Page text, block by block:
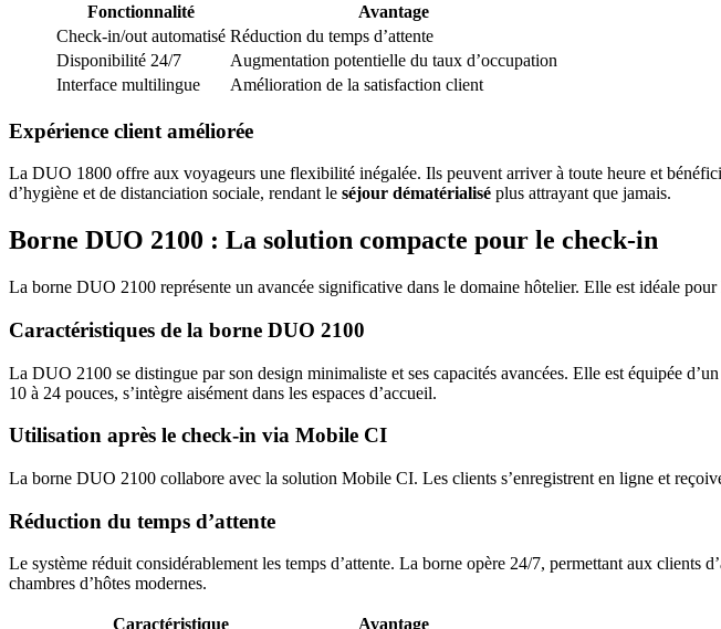
Fonctionnalité
Avantage
Check-in/out automatisé Réduction du temps d’attente
Disponibilité 24/7
Augmentation potentielle du taux d’occupation
Interface multilingue
Amélioration de la satisfaction client
Expérience client améliorée
La DUO 1800 offre aux voyageurs une flexibilité inégalée. Ils peuvent arriver à toute heure et
d’hygiène et de distanciation sociale, rendant le séjour dématérialisé plus attrayant que jamais.
Borne DUO 2100 : La solution compacte pour le check-in
La borne DUO 2100 représente un avancée significative dans le domaine hôtelier. Elle est idéale
Caractéristiques de la borne DUO 2100
La DUO 2100 se distingue par son design minimaliste et ses capacités avancées. Elle est équipée
10 à 24 pouces, s’intègre aisément dans les espaces d’accueil.
Utilisation après le check-in via Mobile CI
La borne DUO 2100 collabore avec la solution Mobile CI. Les clients s’enregistrent en ligne et
Réduction du temps d’attente
Le système réduit considérablement les temps d’attente. La borne opère 24/7, permettant aux
chambres d’hôtes modernes.
Caractéristique Avantage